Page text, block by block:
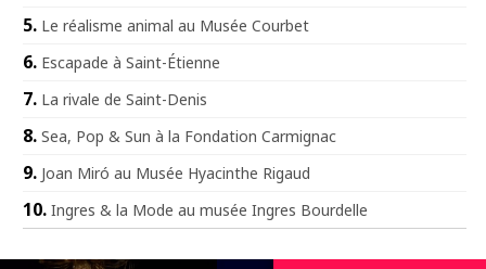
Le réalisme animal au Musée Courbet
Escapade à Saint-Étienne
La rivale de Saint-Denis
Sea, Pop & Sun à la Fondation Carmignac
Joan Miró au Musée Hyacinthe Rigaud
Ingres & la Mode au musée Ingres Bourdelle